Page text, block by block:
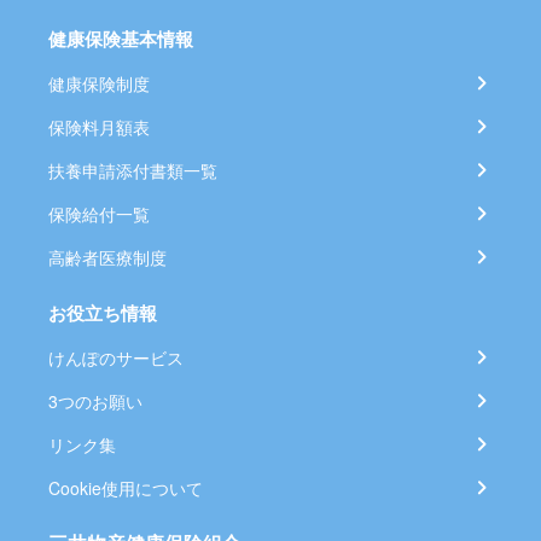
健康保険基本情報
健康保険制度
保険料月額表
扶養申請添付書類一覧
保険給付一覧
高齢者医療制度
お役立ち情報
けんぽのサービス
3つのお願い
リンク集
Cookie使用について